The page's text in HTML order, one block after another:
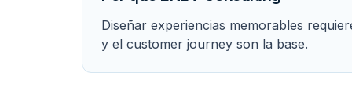
Diseñar experiencias memorables
y el customer journey son la base.